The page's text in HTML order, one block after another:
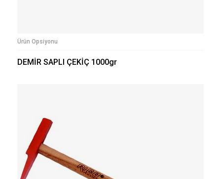
Ürün Opsiyonu
DEMİR SAPLI ÇEKİÇ 1000gr